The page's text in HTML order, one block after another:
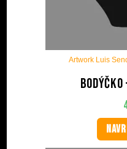
Artwork Luis
Bodýčko